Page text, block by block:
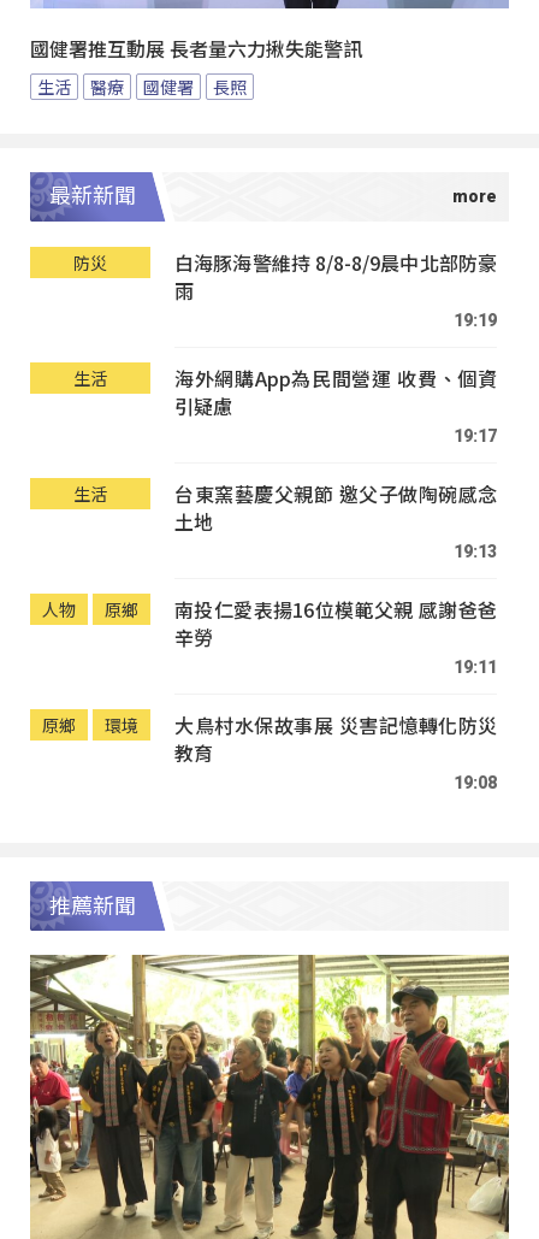
國健署推互動展 長者量六力揪失能警訊
生活 醫療 國健署 長照
最新新聞
防災
白海豚海警維持 8/8-8/9晨中北部防豪
雨
19:19
生活
海外網購App為民間營運 收費、個資
引疑慮
19:17
生活
台東窯藝慶父親節 邀父子做陶碗感念
土地
19:13
人物 原鄉
南投仁愛表揚16位模範父親 感謝爸爸
辛勞
19:11
原鄉 環境
大鳥村水保故事展 災害記憶轉化防災
教育
19:08
推薦新聞